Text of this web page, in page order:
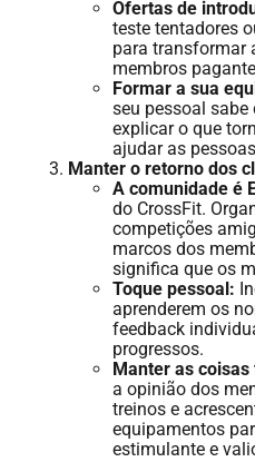
Ofertas de
teste tentadores
para transformar
membros
Formar a sua
seu pessoal
explicar o que
ajudar as
Manter o retorno dos
A comunidade é
do CrossFit.
competições
marcos dos
significa que os
Toque pessoal:
aprenderem os
feedback
progressos.
Manter as
a opinião dos
treinos e
equipamentos
estimulante e